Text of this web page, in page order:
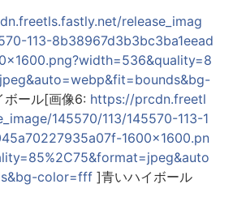
release_imag
113-8b38967d3b3bc3ba1eead
ール[画像6: https://prcdn.freetl
145570/113/145570-113-1
1600x1600.pn
color=fff]青いハイボール